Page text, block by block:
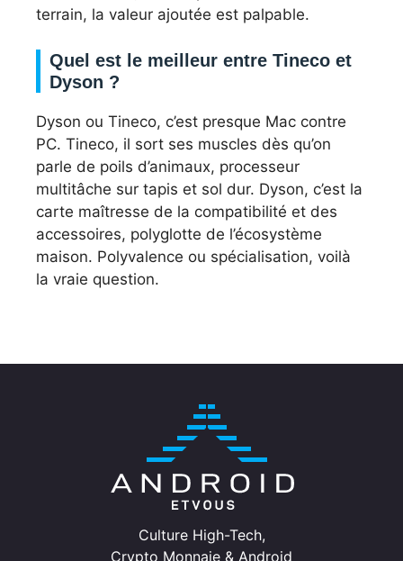
terrain, la valeur ajoutée est palpable.
Quel est le meilleur entre Tineco et
Dyson ?
Dyson ou Tineco, c’est presque Mac contre
PC. Tineco, il sort ses muscles dès qu’on
parle de poils d’animaux, processeur
multitâche sur tapis et sol dur. Dyson, c’est la
carte maîtresse de la compatibilité et des
accessoires, polyglotte de l’écosystème
maison. Polyvalence ou spécialisation, voilà
la vraie question.
Culture High-Tech,
Crypto Monnaie & Android